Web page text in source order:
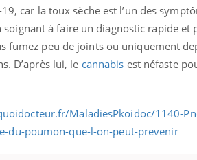
car la toux sèche est l’un des
à faire un diagnostic rapide et
fumez peu de joints ou uniquement
D’après lui, le cannabis est néfaste